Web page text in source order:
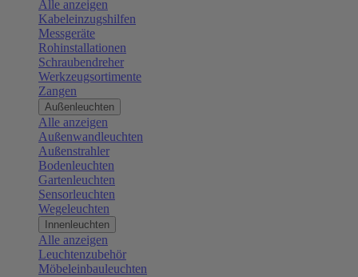
Alle anzeigen
Kabeleinzugshilfen
Messgeräte
Rohinstallationen
Schraubendreher
Werkzeugsortimente
Zangen
Außenleuchten
Alle anzeigen
Außenwandleuchten
Außenstrahler
Bodenleuchten
Gartenleuchten
Sensorleuchten
Wegeleuchten
Innenleuchten
Alle anzeigen
Leuchtenzubehör
Möbeleinbauleuchten